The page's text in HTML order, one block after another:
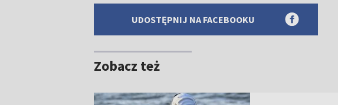
UDOSTĘPNIJ NA FACEBOOKU
Zobacz też